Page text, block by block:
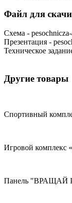
Файл для
Схема -
Презентация -
Техническое
Другие товары
Спортивный
Игровой
Панель